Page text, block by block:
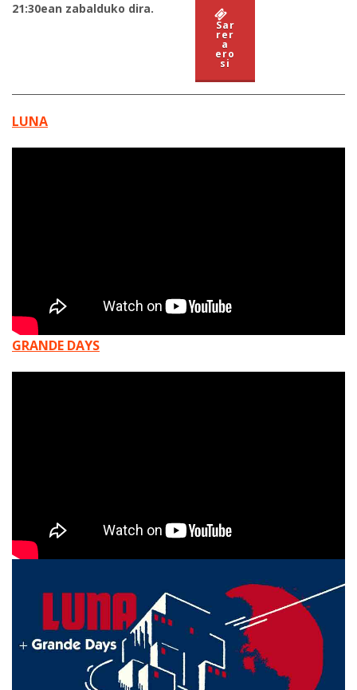
21:30ean zabalduko dira.
Sar
rer
a
ero
si
LUNA
GRANDE DAYS